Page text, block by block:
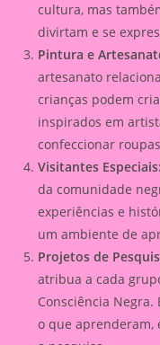
cultura, mas
divirtam e se
Pintura e
artesanato
crianças podem
inspirados em
confeccionar
Visitantes Especiais:
da comunidade
experiências e
um ambiente de
Projetos de
atribua a cada
Consciência
o que aprenderam,